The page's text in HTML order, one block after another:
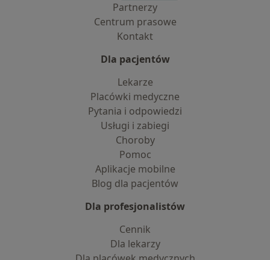
Partnerzy
Centrum prasowe
Kontakt
Dla pacjentów
Lekarze
Placówki medyczne
Pytania i odpowiedzi
Usługi i zabiegi
Choroby
Pomoc
Aplikacje mobilne
Blog dla pacjentów
Dla profesjonalistów
Cennik
Dla lekarzy